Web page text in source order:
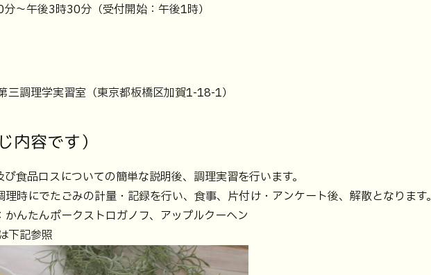
午後3時30分（受付開始：午後1時）
三調理学実習室（東京都板橋区加賀1-18-1）
内容です）
食品ロスについての簡単な説明後、調理実習を行います。
時にでたごみの計量・記録を行い、食事、片付け・アンケート後、解散となります。
んたんポークストロガノフ、アップルクーヘン
下記参照